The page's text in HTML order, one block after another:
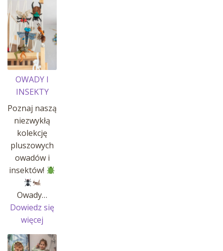
OWADY I
INSEKTY
Poznaj naszą
niezwykłą
kolekcję
pluszowych
owadów i
insektów!
Owady…
Dowiedz się
więcej
OWADY
I